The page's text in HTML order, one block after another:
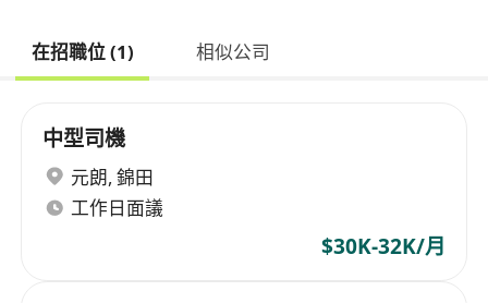
在招職位 (1) 相似公司
中型司機
元朗, 錦田
工作日面議
$30K-32K/月